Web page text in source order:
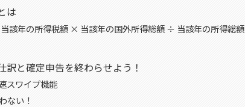
は
該年の所得税額 × 当該年の国外所得総額 ÷ 当該年の所得総額
と確定申告を終わらせよう！
スワイプ機能
ない！